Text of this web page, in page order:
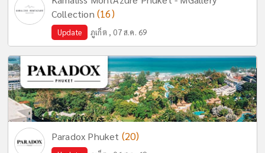
Collection (16)
Update ภูเก็ต , 07 ส.ค. 69
Paradox Phuket (20)